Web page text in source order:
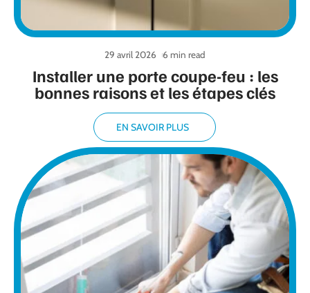
Installer une porte coupe-feu : les
bonnes raisons et les étapes clés
29 avril 2026 6 min read
EN SAVOIR PLUS